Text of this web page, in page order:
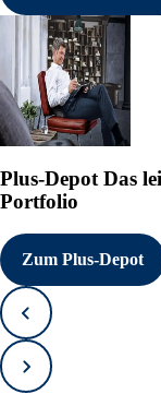
Plus-Depot Das
Portfolio
Zum Plus-Depot
Zurück
Vorwärts